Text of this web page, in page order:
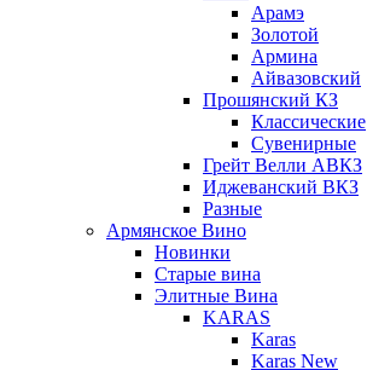
Арамэ
Золотой
Армина
Айвазовский
Прошянский КЗ
Классические
Сувенирные
Грейт Велли АВКЗ
Иджеванский ВКЗ
Разные
Армянское Вино
Новинки
Старые вина
Элитные Вина
KARAS
Karas
Karas New